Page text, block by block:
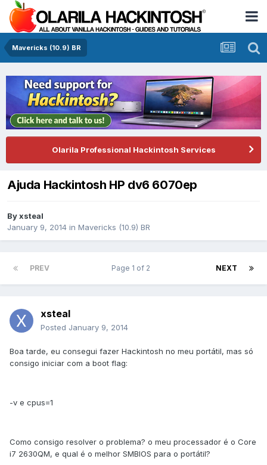
Mavericks (10.9) BR
Olarila Professional Hackintosh Services
Ajuda Hackintosh HP dv6 6070ep
Byxsteal
January 9, 2014 in Mavericks (10.9) BR
PREV NEXT
Page 1 of 2
xsteal
Posted January 9, 2014
Boa tarde, eu consegui fazer Hackintosh no meu portátil, mas só
consigo iniciar com a boot flag:
-v e cpus=1
Como consigo resolver o problema? o meu processador é o Core
i7 2630QM, e qual é o melhor SMBIOS para o portátil?